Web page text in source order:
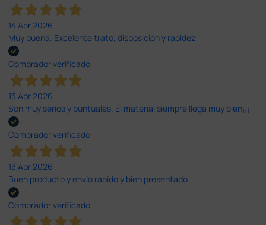
14 Abr 2026
Muy buena. Excelente trato, disposición y rapidez
Comprador verificado
13 Abr 2026
Son muy serios y puntuales. El material siempre llega muy bien¡¡¡
Comprador verificado
13 Abr 2026
Buen producto y envío rápido y bien presentado
Comprador verificado